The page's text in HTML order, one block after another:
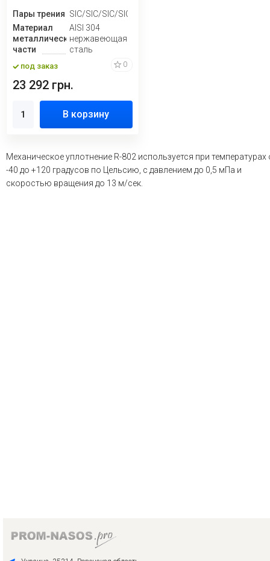
Пары трения SIC/SIC/SIC/SIC
Материал
металлической
части
AISI 304
нержавеющая
сталь
под заказ 0
23 292 грн.
В корзину
Механическое уплотнение R-802 используется при температурах
-40 до +120 градусов по Цельсию, с давлением до 0,5 мПа и
скоростью вращения до 13 м/сек.